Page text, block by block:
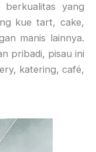
berkualitas yang
kue tart, cake,
manis lainnya.
pribadi, pisau ini
katering, café,